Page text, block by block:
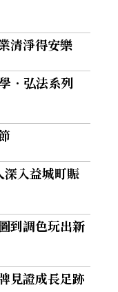
清淨得安樂
．弘法系列
入益城町賑
到調色玩出新
見證成長足跡